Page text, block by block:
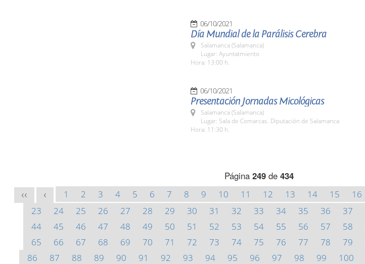
06/10/2021
Día Mundial de la Parálisis Cerebra
Salamanca (Salamanca)
Lugar: Ayuntatmiento
Hora: 13:00 h.
06/10/2021
Presentación Jornadas Micológicas
Salamanca (Salamanca)
Lugar: Sala de Comarcas. Diputación de Salamanca
Hora: 11:30 h.
Página 249de 434
<< < 1 2 3 4 5 6 7 8 9 10 11 12 13 14 15 16
23
24 25 26 27 28 29 30 31 32 33 34 35 36 37
44
45 46 47 48 49 50 51 52 53 54 55 56 57 58
65
66 67 68 69 70 71 72 73 74 75 76 77 78 79
86
87 88 89 90 91 92 93 94 95 96 97 98 99 100